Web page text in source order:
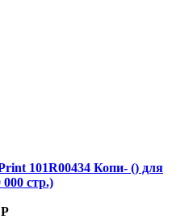
101R00434 Копи- () для
стр.)
Р